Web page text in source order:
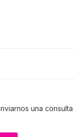
una consulta